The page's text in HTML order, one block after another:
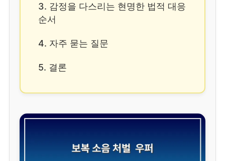
3. 감정을 다스리는 현명한 법적 대응
순서
4. 자주 묻는 질문
5. 결론